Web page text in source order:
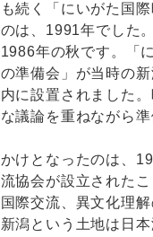
続く「にいがた国際
は、1991年でした
年の秋です。「
準備会」が当時の
に設置されました
議論を重ねながら準
けとなったのは、
協会が設立されたこ
際交流、異文化理
潟という土地は日